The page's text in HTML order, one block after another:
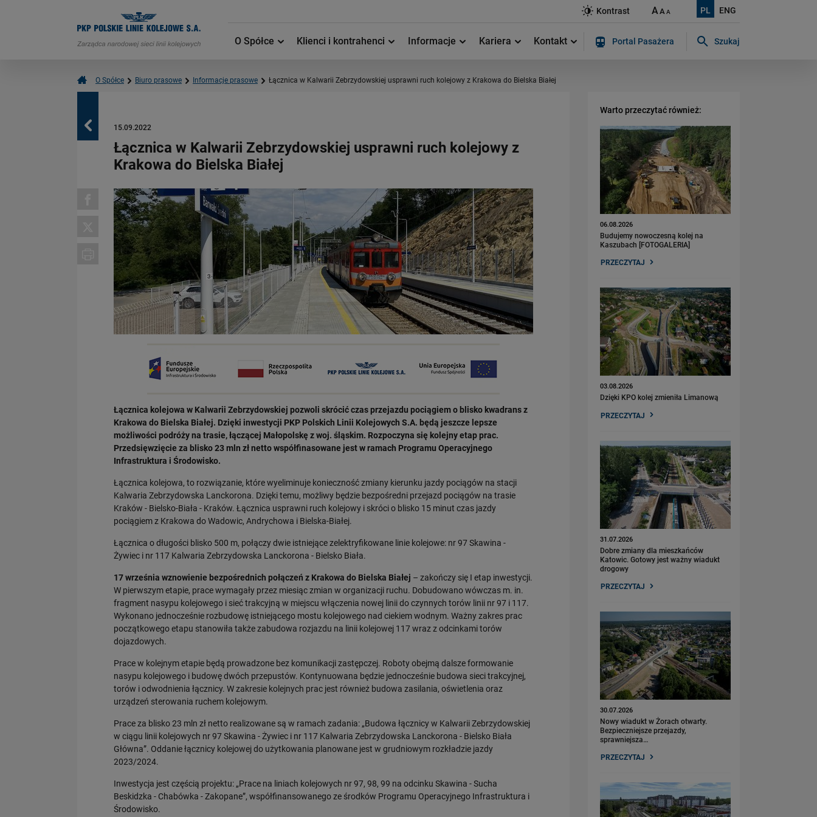
PL ENG
Kontrast AAA
O Spółce Klienci i kontrahenci Informacje Kariera Kontakt Portal Pasażera Szukaj
O Spółce Biuro prasowe Informacje prasowe Łącznica w Kalwarii Zebrzydowskiej usprawni ruch kolejowy z Krakowa do Bielska Białej
Powrót 15.09.2022
Łącznica w Kalwarii Zebrzydowskiej usprawni ruch kolejowy z
Krakowa do Bielska Białej
Łącznica kolejowa w Kalwarii Zebrzydowskiej pozwoli skrócić czas przejazdu pociągiem o blisko kwadrans z
Krakowa do Bielska Białej. Dzięki inwestycji PKP Polskich Linii Kolejowych S.A. będą jeszcze lepsze
możliwości podróży na trasie, łączącej Małopolskę z woj. śląskim. Rozpoczyna się kolejny etap prac.
Przedsięwzięcie za blisko 23 mln zł netto współfinasowane jest w ramach Programu Operacyjnego
Infrastruktura i Środowisko.
Łącznica kolejowa, to rozwiązanie, które wyeliminuje konieczność zmiany kierunku jazdy pociągów na stacji
Kalwaria Zebrzydowska Lanckorona. Dzięki temu, możliwy będzie bezpośredni przejazd pociągów na trasie
Kraków - Bielsko-Biała - Kraków. Łącznica usprawni ruch kolejowy i skróci o blisko 15 minut czas jazdy
pociągiem z Krakowa do Wadowic, Andrychowa i Bielska-Białej.
Łącznica o długości blisko 500 m, połączy dwie istniejące zelektryfikowane linie kolejowe: nr 97 Skawina -
Żywiec i nr 117 Kalwaria Zebrzydowska Lanckorona - Bielsko Biała.
17 września wznowienie bezpośrednich połączeń z Krakowa do Bielska Białej – zakończy się I etap inwestycji.
W pierwszym etapie, prace wymagały przez miesiąc zmian w organizacji ruchu. Dobudowano wówczas m. in.
fragment nasypu kolejowego i sieć trakcyjną w miejscu włączenia nowej linii do czynnych torów linii nr 97 i 117.
Wykonano jednocześnie rozbudowę istniejącego mostu kolejowego nad ciekiem wodnym. Ważny zakres prac
początkowego etapu stanowiła także zabudowa rozjazdu na linii kolejowej 117 wraz z odcinkami torów
dojazdowych.
Prace w kolejnym etapie będą prowadzone bez komunikacji zastępczej. Roboty obejmą dalsze formowanie
nasypu kolejowego i budowę dwóch przepustów. Kontynuowana będzie jednocześnie budowa sieci trakcyjnej,
torów i odwodnienia łącznicy. W zakresie kolejnych prac jest również budowa zasilania, oświetlenia oraz
urządzeń sterowania ruchem kolejowym.
Prace za blisko 23 mln zł netto realizowane są w ramach zadania: „Budowa łącznicy w Kalwarii Zebrzydowskiej
w ciągu linii kolejowych nr 97 Skawina - Żywiec i nr 117 Kalwaria Zebrzydowska Lanckorona - Bielsko Biała
Główna”. Oddanie łącznicy kolejowej do użytkowania planowane jest w grudniowym rozkładzie jazdy
2023/2024.
Inwestycja jest częścią projektu: „Prace na liniach kolejowych nr 97, 98, 99 na odcinku Skawina - Sucha
Beskidzka - Chabówka - Zakopane”, współfinansowanego ze środków Programu Operacyjnego Infrastruktura i
Środowisko.
Warto przeczytać również:
06.08.2026
Budujemy nowoczesną kolej na
Kaszubach [FOTOGALERIA]
PRZECZYTAJ
03.08.2026
Dzięki KPO kolej zmieniła Limanową
PRZECZYTAJ
31.07.2026
Dobre zmiany dla mieszkańców
Katowic. Gotowy jest ważny wiadukt
drogowy
PRZECZYTAJ
30.07.2026
Nowy wiadukt w Żorach otwarty.
Bezpieczniejsze przejazdy,
sprawniejsza…
PRZECZYTAJ